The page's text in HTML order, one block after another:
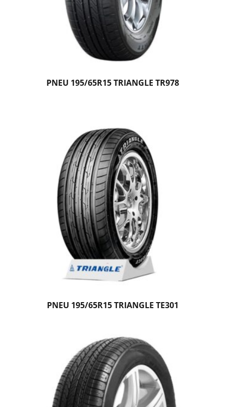
PNEU 195/65R15 TRIANGLE TR978
PNEU 195/65R15 TRIANGLE TE301